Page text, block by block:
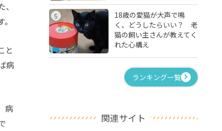
と
病
病
5
18歳の愛猫が大声で鳴
く、どうしたらいい？ 老
猫の飼い主さんが教えてく
れた心構え
ランキング一覧
関連サイト